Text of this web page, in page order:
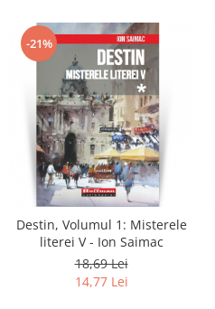
-21%
Destin, Volumul 1: Misterele
literei V - Ion Saimac
18,69 Lei
14,77 Lei